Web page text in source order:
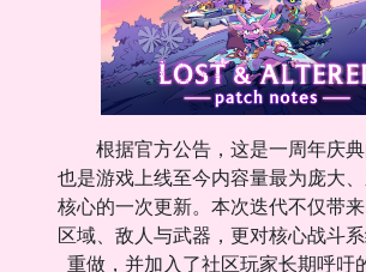
根据官方公告，这是一周年庆典
也是游戏上线至今内容量最为庞大
核心的一次更新。本次迭代不仅带
区域、敌人与武器，更对核心战斗
重做，并加入了社区玩家长期呼吁